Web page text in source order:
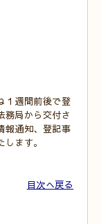
１週間前後で登
務局から交付さ
報通知、登記事
ます。
目次へ戻る